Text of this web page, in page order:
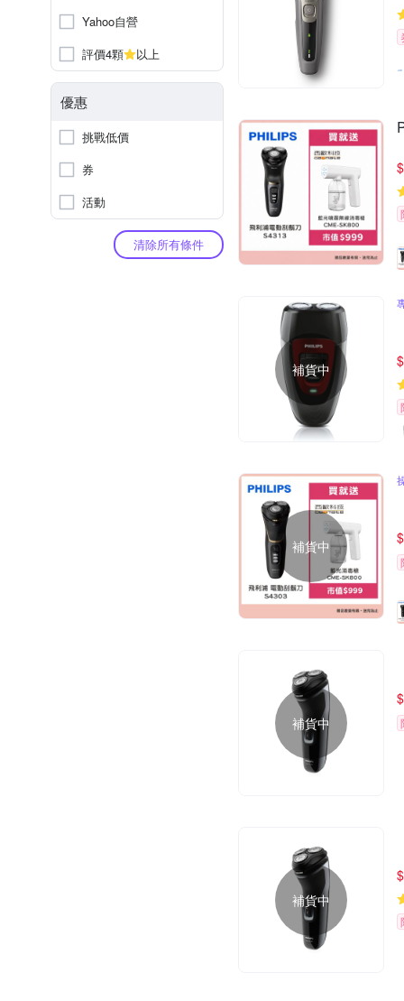
Yahoo自營
評價4顆
以上
優惠
挑戰低價
券
活動
清除所有條件
$
補貨中 $
補貨中 $
補貨中
$
補貨中
$